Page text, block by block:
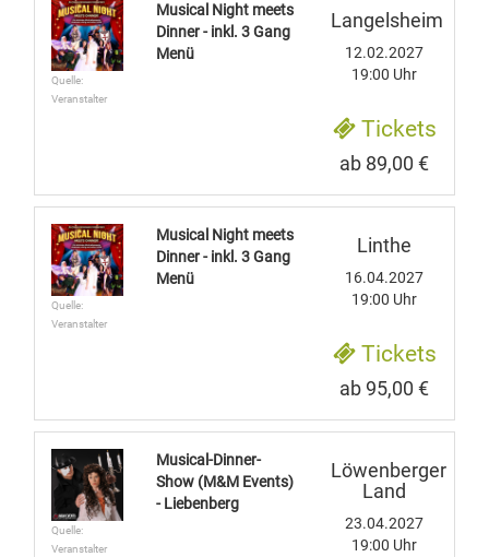
Quelle:
Veranstalter
Musical Night meets
Dinner - inkl. 3 Gang
Menü
Langelsheim
12.02.2027
19:00 Uhr
Tickets
ab 89,00 €
Quelle:
Veranstalter
Musical Night meets
Dinner - inkl. 3 Gang
Menü
Linthe
16.04.2027
19:00 Uhr
Tickets
ab 95,00 €
Quelle:
Veranstalter
Musical-Dinner-
Show (M&M Events)
- Liebenberg
Löwenberger
Land
23.04.2027
19:00 Uhr